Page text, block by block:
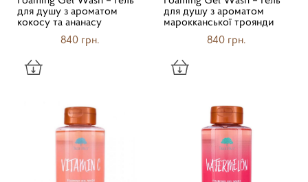
для душу з ароматом
кокосу та ананасу
840 грн.
для душу з ароматом
марокканської троянди
840 грн.